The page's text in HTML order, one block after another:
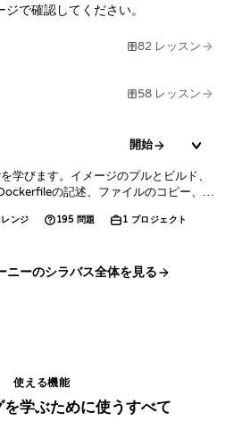
で確認してください。
82 レッスン
58 レッスン
開始
学びます。イメージのプルとビルド、
の記述、ファイルのコピー、ボ
ンジ 195 問題 1 プロジェクト
ニーのシラバス全体を見る
使える機能
を学ぶために使うすべて